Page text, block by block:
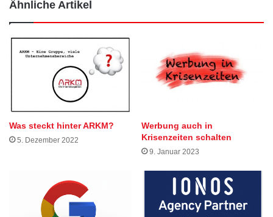
Ähnliche Artikel
Was steckt hinter ARKM?
5. Dezember 2022
Werbung auch in
Krisenzeiten schalten
9. Januar 2023